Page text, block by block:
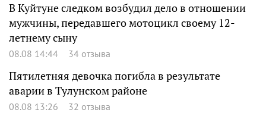
В Куйтуне следком возбудил дело в отношении
мужчины, передавшего мотоцикл своему 12-
летнему сыну
08.08 14:44 34 отзыва
Пятилетняя девочка погибла в результате
аварии в Тулунском районе
08.08 13:26 32 отзыва